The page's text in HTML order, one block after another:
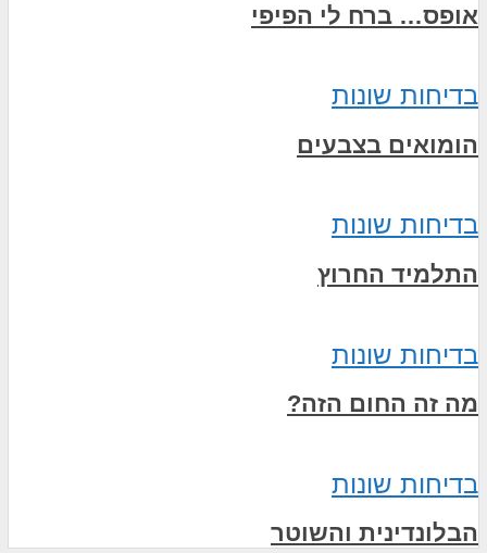
אופס… ברח לי הפיפי
בדיחות שונות
הומואים בצבעים
בדיחות שונות
התלמיד החרוץ
בדיחות שונות
מה זה החום הזה?
בדיחות שונות
הבלונדינית והשוטר